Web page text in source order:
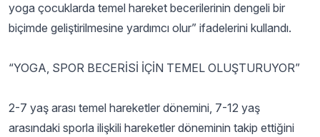
yoga çocuklarda temel hareket becerilerinin dengeli bir
biçimde geliştirilmesine yardımcı olur” ifadelerini kullandı.
“YOGA, SPOR BECERİSİ İÇİN TEMEL OLUŞTURUYOR”
2-7 yaş arası temel hareketler dönemini, 7-12 yaş
arasındaki sporla ilişkili hareketler döneminin takip ettiğini